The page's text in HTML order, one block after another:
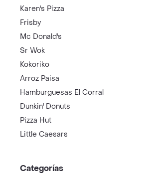
Karen's Pizza
Frisby
Mc Donald's
Sr Wok
Kokoriko
Arroz Paisa
Hamburguesas El Corral
Dunkin' Donuts
Pizza Hut
Little Caesars
Categorías